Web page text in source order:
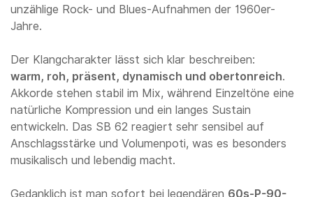
unzählige Rock- und Blues-Aufnahmen der 1960er-
Jahre.
Der Klangcharakter lässt sich klar beschreiben:
warm, roh, präsent, dynamisch und obertonreich.
Akkorde stehen stabil im Mix, während Einzeltöne eine
natürliche Kompression und ein langes Sustain
entwickeln. Das SB 62 reagiert sehr sensibel auf
Anschlagsstärke und Volumenpoti, was es besonders
musikalisch und lebendig macht.
Gedanklich ist man sofort bei legendären 60s-P-90-